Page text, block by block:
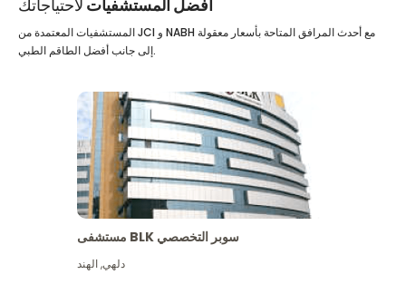
أفضل المستشفيات لاحتياجاتك
المستشفيات المعتمدة من JCI و NABH مع أحدث المرافق المتاحة بأسعار معقولة
إلى جانب أفضل الطاقم الطبي.
مستشفى BLK سوبر التخصصي
دلهي,الهند